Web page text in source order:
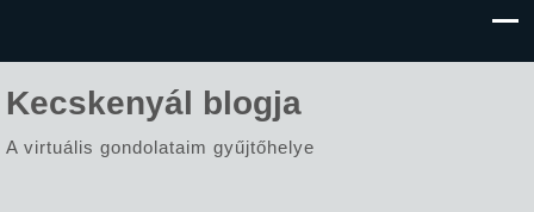
Kecskenyál blogja
A virtuális gondolataim gyűjtőhelye